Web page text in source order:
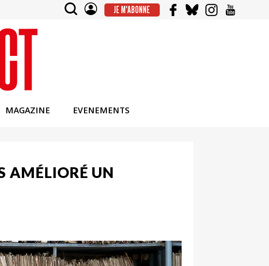
JE M'ABONNE
MAGAZINE EVENEMENTS
AMÉLIORÉ UN